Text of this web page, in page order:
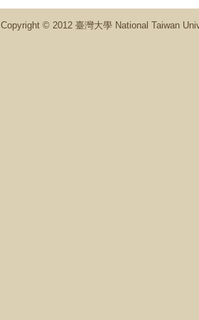
Copyright © 2012 臺灣大學 National Taiwan